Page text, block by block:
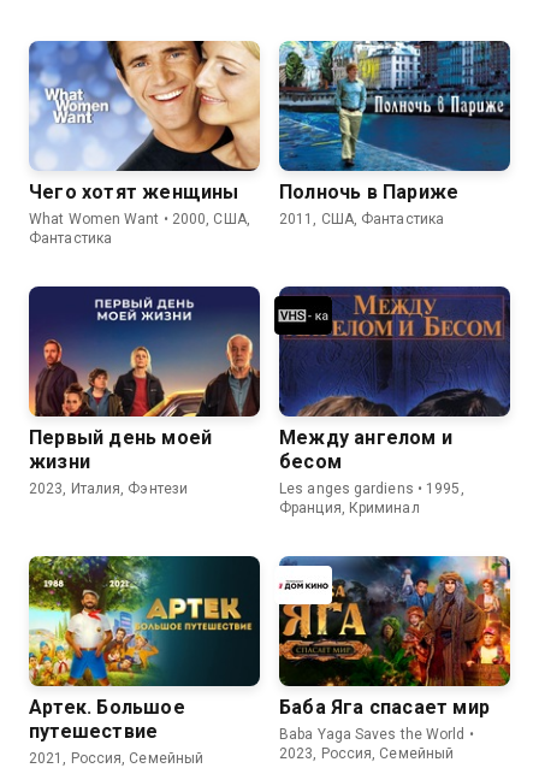
Чего хотят женщины
What Women Want • 2000, США,
Фантастика
Полночь в Париже
2011, США, Фантастика
Первый день моей
жизни
2023, Италия, Фэнтези
Между ангелом и
бесом
Les anges gardiens • 1995,
Франция, Криминал
Артек. Большое
путешествие
2021, Россия, Семейный
Баба Яга спасает мир
Baba Yaga Saves the World •
2023, Россия, Семейный